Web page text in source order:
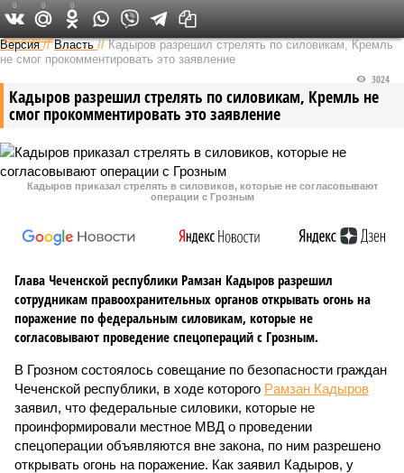
Федеральный выпуск
Версия //Власть //Кадыров разрешил стрелять по силовикам, Кремль
не смог прокомментировать это заявление
Кадыров разрешил стрелять по силовикам, Кремль не
смог прокомментировать это заявление
3024
Кадыров приказал стрелять в силовиков, которые не согласовывают
операции с Грозным
Глава Чеченской республики Рамзан Кадыров разрешил
сотрудникам правоохранительных органов открывать огонь на
поражение по федеральным силовикам, которые не
согласовывают проведение спецопераций с Грозным.
В Грозном состоялось совещание по безопасности граждан
Чеченской республики, в ходе которого Рамзан Кадыров
заявил, что федеральные силовики, которые не
проинформировали местное МВД о проведении
спецоперации объявляются вне закона, по ним разрешено
открывать огонь на поражение. Как заявил Кадыров, у
0 0 0